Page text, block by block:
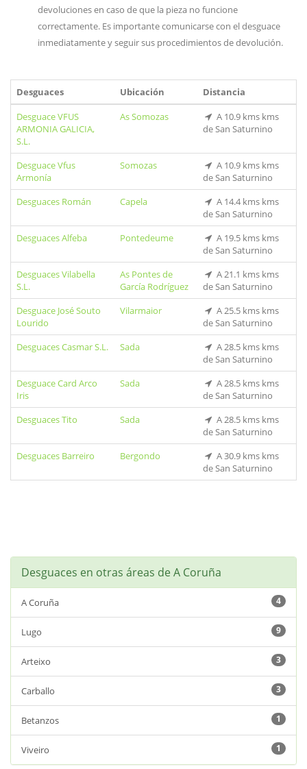
devoluciones en caso de que la pieza no funcione
correctamente. Es importante comunicarse con el desguace
inmediatamente y seguir sus procedimientos de devolución.
Desguaces Ubicación
Distancia
Desguace VFUS
ARMONIA GALICIA,
S.L.
As Somozas
A 10.9 kms kms
de San Saturnino
Desguace Vfus
Armonía
Somozas
A 10.9 kms kms
de San Saturnino
Desguaces Román
Capela
A 14.4 kms kms
de San Saturnino
Desguaces Alfeba
Pontedeume
A 19.5 kms kms
de San Saturnino
Desguaces Vilabella
S.L.
As Pontes de
García Rodríguez
A 21.1 kms kms
de San Saturnino
Desguace José Souto
Lourido
Vilarmaior
A 25.5 kms kms
de San Saturnino
Desguaces Casmar S.L.
Sada
A 28.5 kms kms
de San Saturnino
Desguace Card Arco
Iris
Sada
A 28.5 kms kms
de San Saturnino
Desguaces Tito
Sada
A 28.5 kms kms
de San Saturnino
Desguaces Barreiro
Bergondo
A 30.9 kms kms
de San Saturnino
Desguaces en otras áreas de A Coruña
A Coruña 4
Lugo 9
Arteixo 3
Carballo 3
Betanzos 1
Viveiro 1